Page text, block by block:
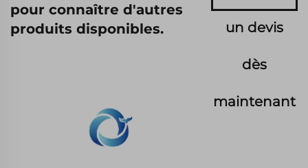
pour connaître d'autres
produits disponibles.
un devis
dès
maintenant